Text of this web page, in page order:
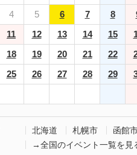
4 5 6 7 8
11 12 13 14 15
18 19 20 21 22
25 26 27 28 29
北海道 札幌市
函館
→全国のイベント一覧を見